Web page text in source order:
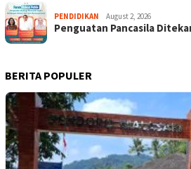
PENDIDIKAN August 2, 2026
Penguatan Pancasila
BERITA POPULER